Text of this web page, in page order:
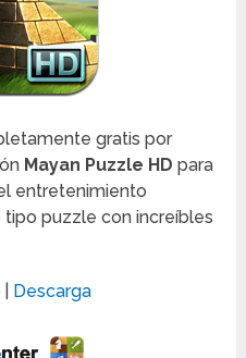
gratis por
Mayan Puzzle HDpara
entretenimiento
puzzle con increíbles
Descarga